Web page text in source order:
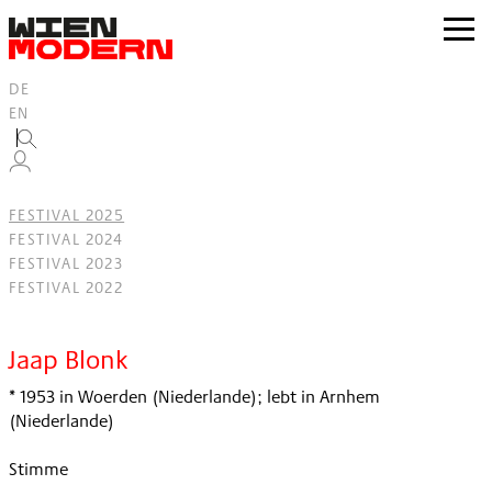
springen
zur
DE
EN
FESTIVAL 2025
FESTIVAL 2024
FESTIVAL 2023
FESTIVAL 2022
Jaap Blonk
* 1953 in Woerden (Niederlande); lebt in Arnhem
(Niederlande)
Stimme